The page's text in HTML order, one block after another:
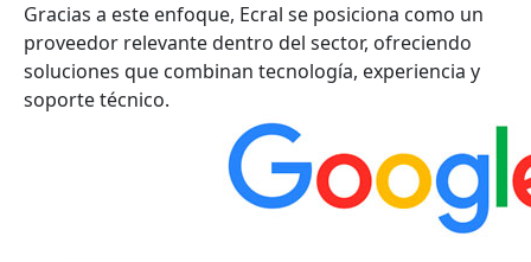
Gracias a este enfoque, Ecral se posiciona como un
proveedor relevante dentro del sector, ofreciendo
soluciones que combinan tecnología, experiencia y
soporte técnico.